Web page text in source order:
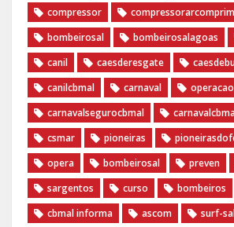
compressor
bombeirosal
bombeirosalagoas
canil
caesderesgate
canilcbmal
carnaval
carnavalsegurocbmal
csmar
pioneiras
opera
bombeirosal preven
sargentos
curso
bombeiros
cbmal informa
ascom surf-